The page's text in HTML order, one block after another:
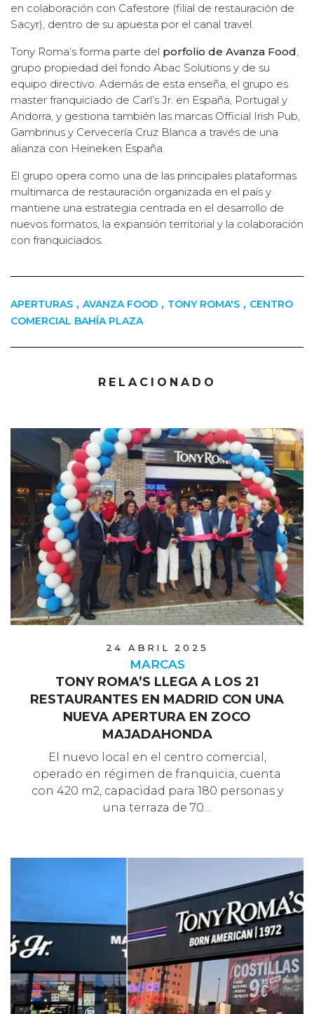
en colaboración con Cafestore (filial de restauración de
Sacyr), dentro de su apuesta por el canal travel.
Tony Roma’s forma parte del porfolio de Avanza Food,
grupo propiedad del fondo Abac Solutions y de su
equipo directivo. Además de esta enseña, el grupo es
master franquiciado de Carl’s Jr. en España, Portugal y
Andorra, y gestiona también las marcas Official Irish Pub,
Gambrinus y Cervecería Cruz Blanca a través de una
alianza con Heineken España.
El grupo opera como una de las principales plataformas
multimarca de restauración organizada en el país y
mantiene una estrategia centrada en el desarrollo de
nuevos formatos, la expansión territorial y la colaboración
con franquiciados.
APERTURAS , AVANZA FOOD , TONY ROMA'S , CENTRO
COMERCIAL BAHÍA PLAZA
RELACIONADO
24 ABRIL 2025
MARCAS
TONY ROMA’S LLEGA A LOS 21
RESTAURANTES EN MADRID CON UNA
NUEVA APERTURA EN ZOCO
MAJADAHONDA
El nuevo local en el centro comercial,
operado en régimen de franquicia, cuenta
con 420 m2, capacidad para 180 personas y
una terraza de 70…